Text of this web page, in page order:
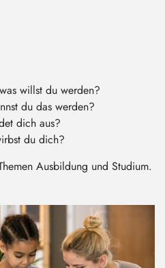
willst du werden?
du das werden?
dich aus?
du dich?
Ausbildung und Studium.